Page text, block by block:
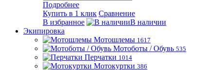
Подробнее
Купить в 1 клик Сравнение
В избранное
В наличии
Экипировка
Мотошлемы 1617
Мотоботы / Обувь 535
Перчатки 1014
Мотокуртки 386